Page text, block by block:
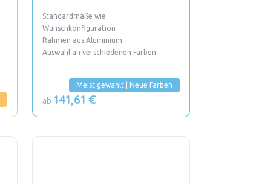
Standardmaße wie
Wunschkonfiguration
Rahmen aus Aluminium
Auswahl an verschiedenen Farben
Meist gewählt | Neue Farben
ab 141,61 €